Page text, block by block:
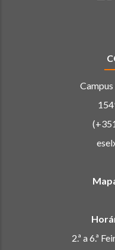
Campus
2.ª a 6.ª